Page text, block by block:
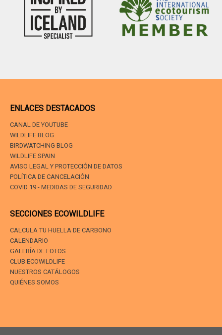
ENLACES DESTACADOS
CANAL DE YOUTUBE
WILDLIFE BLOG
BIRDWATCHING BLOG
WILDLIFE SPAIN
AVISO LEGAL Y PROTECCIÓN DE DATOS
POLÍTICA DE CANCELACIÓN
COVID 19 - MEDIDAS DE SEGURIDAD
SECCIONES ECOWILDLIFE
CALCULA TU HUELLA DE CARBONO
CALENDARIO
GALERÍA DE FOTOS
CLUB ECOWILDLIFE
NUESTROS CATÁLOGOS
QUIÉNES SOMOS